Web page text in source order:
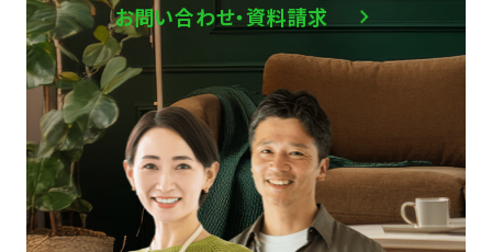
お問い合わせ・資料請求